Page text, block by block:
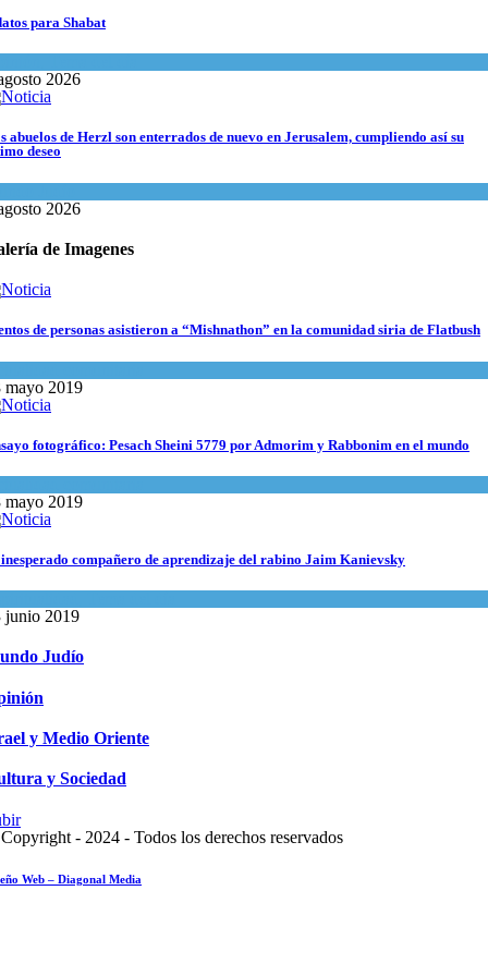
para Shabat
2026
abuelos de Herzl son enterrados de nuevo en Jerusalem, cumpliendo así su
deseo
2026
de Imagenes
de personas asistieron a “Mishnathon” en la comunidad siria de Flatbush
mayo 2019
fotográfico: Pesach Sheini 5779 por Admorim y Rabbonim en el mundo
mayo 2019
compañero de aprendizaje del rabino Jaim Kanievsky
junio 2019
Judío
y Medio Oriente
y Sociedad
- 2024 - Todos los derechos reservados
Web – Diagonal Media